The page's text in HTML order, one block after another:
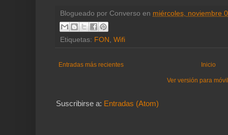
Blogueado por Converso en miércoles, noviembre
Etiquetas: FON Wifi
Entradas más recientes Inicio
Ver versión para
Suscribirse a: Entradas (Atom)